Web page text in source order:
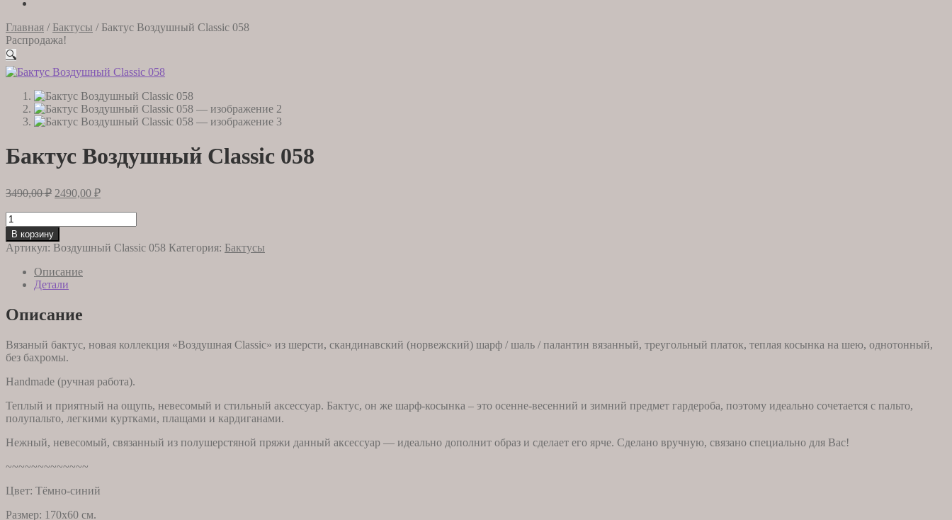
Главная / Бактусы / Бактус Воздушный Classic 058
Распродажа!
🔍
Бактус Воздушный Classic 058
3490,00₽ Первоначальная
составляла
3490,00 ₽.
2490,00 ₽Текущая
Количество
товара
Бактус
Воздушный
Classic
В корзину
Артикул: Воздушный Classic 058 Категория: Бактусы
Описание
Детали
Описание
Вязаный бактус, новая коллекция «Воздушная Classic» из шерсти, скандинавский (норвежский) шарф / шаль / палантин вязанный, треугольный платок, теплая косынка на шею, однотонный,
без бахромы.
Handmade (ручная работа).
Теплый и приятный на ощупь, невесомый и стильный аксессуар. Бактус, он же шарф-косынка – это осенне-весенний и зимний предмет гардероба, поэтому идеально сочетается с пальто,
полупальто, легкими куртками, плащами и кардиганами.
Нежный, невесомый, связанный из полушерстяной пряжи данный аксессуар — идеально дополнит образ и сделает его ярче. Сделано вручную, связано специально для Вас!
~~~~~~~~~~~~~
Цвет: Тёмно-синий
Размер: 170х60 см.